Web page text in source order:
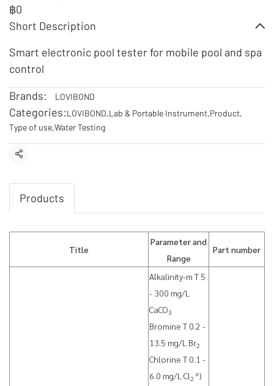
฿0
Short Description
Smart electronic pool tester for mobile pool and spa
control
Brands:
LOVIBOND
Categories:LOVIBOND,Lab & Portable Instrument,Product,
Type of use,Water Testing
Share
Products
Title
Parameter and
Range
Part number
Alkalinity-m T 5
- 300 mg/L
CaCO3
Bromine T 0.2 -
13.5 mg/L Br2
Chlorine T 0.1 -
6.0 mg/L Cl 2
a)